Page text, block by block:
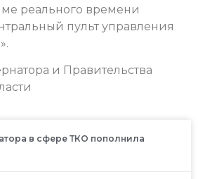
реального времени
пульт управления
и Правительства
в сфере ТКО пополнила